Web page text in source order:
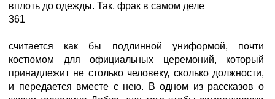
вплоть до одежды. Так, фрак в самом деле
361
считается как бы подлинной униформой, почти
костюмом для официальных церемоний, который
принадлежит не столько человеку, сколько должности,
и передается вместе с нею. В одном из рассказов о